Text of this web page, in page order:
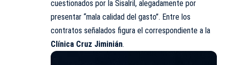
cuestionados por la Sisalril, alegadamente por
presentar “mala calidad del gasto”. Entre los
contratos señalados figura el correspondiente a la
Clínica Cruz Jiminián.